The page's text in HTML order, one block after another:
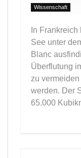
Wissenschaft
In
See unter
Blanc
Überflutung
zu
werden. Der
65.000